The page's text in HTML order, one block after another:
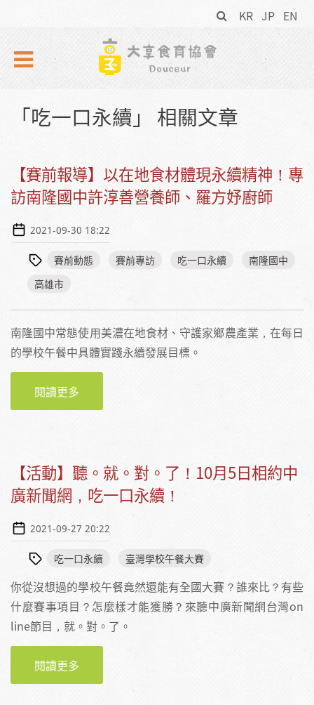
KR JP EN
搜
尋
表
「吃一口永續」 相關文章
【賽前報導】以在地食材體現永續精神！專
訪南隆國中許淳善營養師、羅方妤廚師
2021-09-30 18:22
賽前動態 賽前專訪 吃一口永續
南隆國中
高雄市
南隆國中常態使用美濃在地食材、守護家鄉農產業，在每日
的學校午餐中具體實踐永續發展目標。
閱讀更多
專訪南隆國中許淳善營養師、羅方妤廚師
【活動】聽。就。對。了！10月5日相約中
廣新聞網，吃一口永續！
2021-09-27 20:22
吃一口永續 臺灣學校午餐大賽
你從沒想過的學校午餐竟然還能有全國大賽？誰來比？有些
什麼賽事項目？怎麼樣才能獲勝？來聽中廣新聞網台灣on
line節目，就。對。了。
閱讀更多
廣新聞網，吃一口永續！